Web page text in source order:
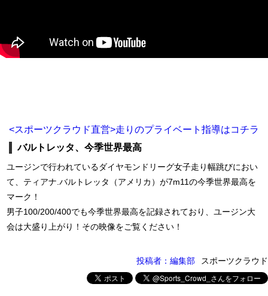
<スポーツクラウド直営>走りのプライベート指導はコチラ
バルトレッタ、今季世界最高
ユージンで行われているダイヤモンドリーグ女子走り幅跳びにおい
て、ティアナ.バルトレッタ（アメリカ）が7m11の今季世界最高を
マーク！
男子100/200/400でも今季世界最高を記録されており、ユージン大
会は大盛り上がり！その映像をご覧ください！
投稿者：編集部 スポーツクラウド